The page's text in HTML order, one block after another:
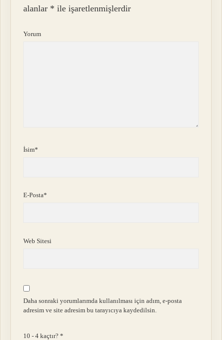
alanlar * ile işaretlenmişlerdir
Yorum
İsim*
E-Posta*
Web Sitesi
Daha sonraki yorumlarımda kullanılması için adım, e-posta
adresim ve site adresim bu tarayıcıya kaydedilsin.
10 - 4 kaçtır?*